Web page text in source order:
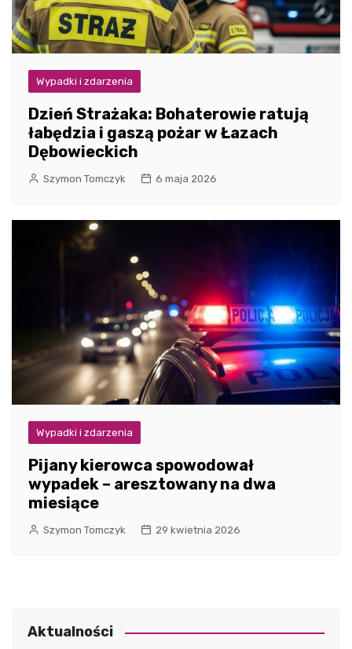
Wypadki i zdarzenia
Dzień Strażaka: Bohaterowie ratują
łabędzia i gaszą pożar w Łazach
Dębowieckich
Szymon Tomczyk 6 maja 2026
Wypadki i zdarzenia
Pijany kierowca spowodował
wypadek – aresztowany na dwa
miesiące
Szymon Tomczyk 29 kwietnia 2026
Aktualności